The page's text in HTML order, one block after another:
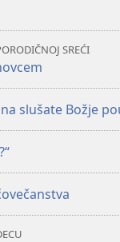
SREĆI
slušate Božje